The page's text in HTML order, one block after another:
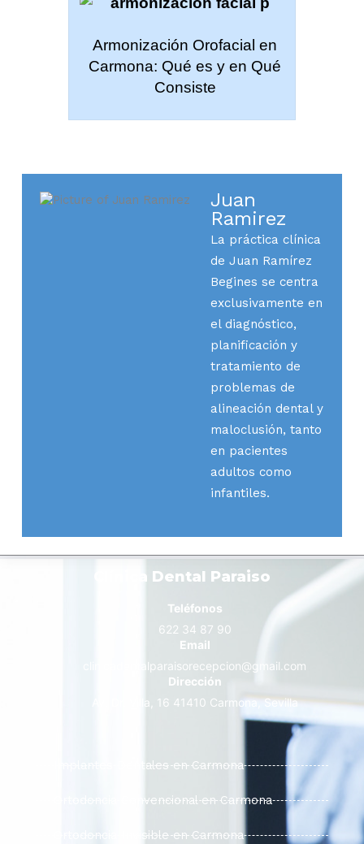
Armonización Orofacial en
Carmona: Qué es y en Qué
Consiste
Juan
Ramirez
La práctica clínica
de Juan Ramírez
Begines se centra
exclusivamente en
el diagnóstico,
planificación y
tratamiento de
problemas de
alineación dental y
maloclusión, tanto
en pacientes
adultos como
infantiles.
Clínica Dental Paraiso
Teléfonos
622 34 87 90
Email
clinicadentalparaisorecepcion@gmail.com
Dirección
Av. Dr. Villa, 16 41410 Carmona, Sevilla
Implantes Dentales en Carmona
Ortodoncia Convencional en Carmona
Ortodoncia Invisible en Carmona